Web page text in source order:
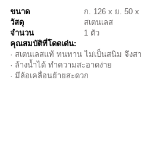
ขนาด
ก. 126 x ย. 50
วัสดุ
สเตนเลส
จำนวน
1 ตัว
คุณสมบัติที่โดดเด่น:
· สเตนเลสแท้ ทนทาน ไม่เป็นสนิม จึงส
· ล้างน้ำได้ ทำความสะอาดง่าย
· มีล้อเคลื่อนย้ายสะดวก